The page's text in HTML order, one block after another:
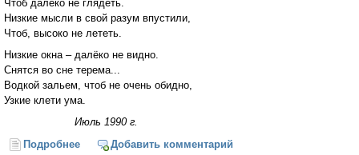
Чтоб далеко не глядеть.
Низкие мысли в свой разум впустили,
Чтоб, высоко не лететь.
Низкие окна – далёко не видно.
Снятся во сне терема...
Водкой зальем, чтоб не очень обидно,
Узкие клети ума.
Июль 1990 г.
Подробнее о Россия. Деревня
Добавить комментарий